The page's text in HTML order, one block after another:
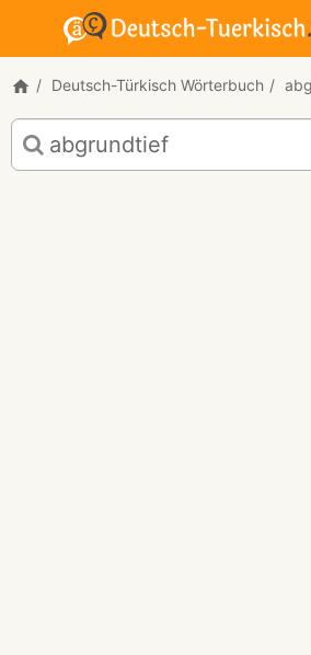
Deutsch-Türkisch Wörterbuch
Deutsch-
Türkisch
Übersetzung